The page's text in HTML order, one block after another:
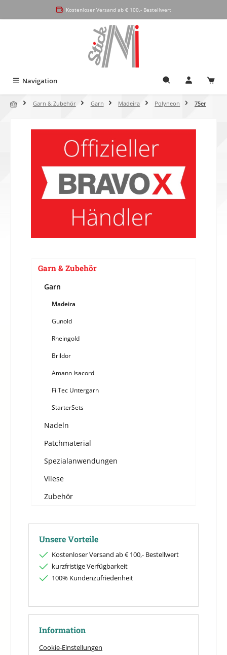
Kostenloser Versand ab € 100,- Bestellwert
Navigation
Garn & Zubehör Garn Madeira Polyneon 75er
Garn & Zubehör
Garn
Madeira
Gunold
Rheingold
Brildor
Amann Isacord
FilTec Untergarn
StarterSets
Nadeln
Patchmaterial
Spezialanwendungen
Vliese
Zubehör
Unsere Vorteile
Kostenloser Versand ab € 100,- Bestellwert
kurzfristige Verfügbarkeit
100% Kundenzufriedenheit
Information
Cookie-Einstellungen